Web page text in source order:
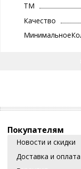
ТМ
Качество
Покупателям
Новости и скидки
Доставка и оплата